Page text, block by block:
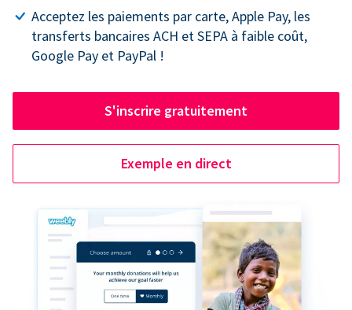
Acceptez les paiements par carte, Apple Pay, les
transferts bancaires ACH et SEPA à faible coût,
Google Pay et PayPal !
S'inscrire gratuitement
Exemple en direct